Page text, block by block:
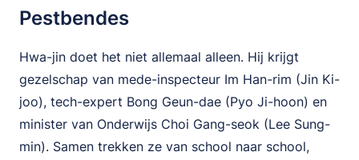
Pestbendes
Hwa-jin doet het niet allemaal alleen. Hij krijgt
gezelschap van mede-inspecteur Im Han-rim (Jin Ki-
joo), tech-expert Bong Geun-dae (Pyo Ji-hoon) en
minister van Onderwijs Choi Gang-seok (Lee Sung-
min). Samen trekken ze van school naar school,